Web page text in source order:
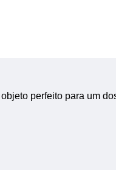
perfeito para um